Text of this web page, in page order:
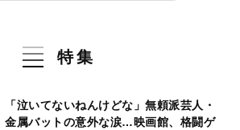
特集
「泣いてないねんけどな」無頼派芸人・
金属バットの意外な涙…映画館、格闘ゲ